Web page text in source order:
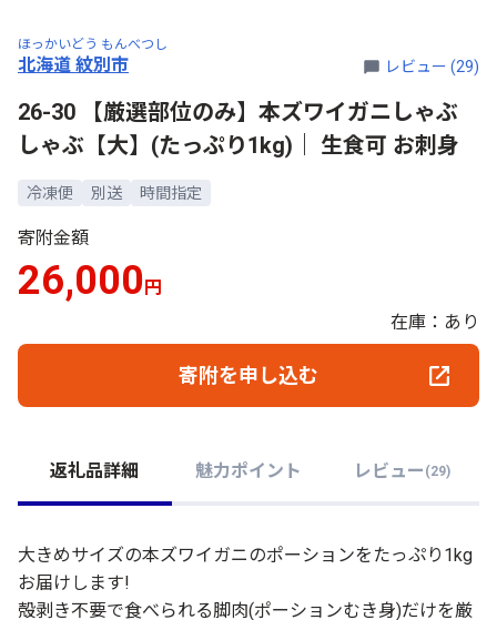
ほっかいどう もんべつし
北海道 紋別市 レビュー (29)
26-30 【厳選部位のみ】本ズワイガニしゃぶ
しゃぶ【大】(たっぷり1kg)｜ 生食可 お刺身
冷凍便 別送 時間指定
寄附金額
26,000 円
在庫：あり
寄附を申し込む
返礼品詳細 魅力ポイント レビュー (29)
大きめサイズの本ズワイガニのポーションをたっぷり1kg
お届けします!
殻剥き不要で食べられる脚肉(ポーションむき身)だけを厳